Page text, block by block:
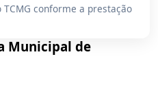
conforme a prestação
Municipal de